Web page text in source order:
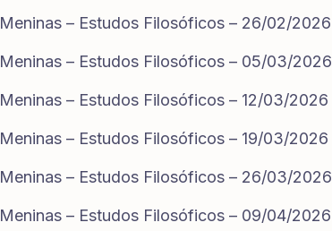
Meninas – Estudos Filosóficos – 26/02/2026
Meninas – Estudos Filosóficos – 05/03/2026
Meninas – Estudos Filosóficos – 12/03/2026
Meninas – Estudos Filosóficos – 19/03/2026
Meninas – Estudos Filosóficos – 26/03/2026
Meninas – Estudos Filosóficos – 09/04/2026